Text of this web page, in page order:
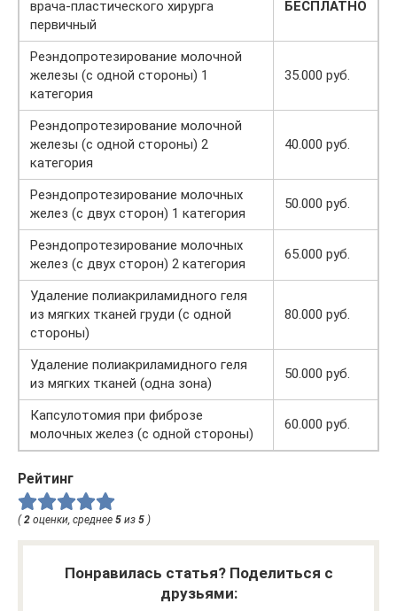
врача-пластического хирурга
первичный
БЕСПЛАТНО
Реэндопротезирование молочной
железы (с одной стороны) 1
категория
35.000 руб.
Реэндопротезирование молочной
железы (с одной стороны) 2
категория
40.000 руб.
Реэндопротезирование молочных
желез (с двух сторон) 1 категория
50.000 руб.
Реэндопротезирование молочных
желез (с двух сторон) 2 категория
65.000 руб.
Удаление полиакриламидного геля
из мягких тканей груди (с одной
стороны)
80.000 руб.
Удаление полиакриламидного геля
из мягких тканей (одна зона)
50.000 руб.
Капсулотомия при фиброзе
молочных желез (с одной стороны)
60.000 руб.
Рейтинг
( 2 оценки, среднее 5 из 5 )
Понравилась статья? Поделиться с
друзьями: